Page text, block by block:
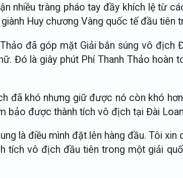
nhiều tràng pháo tay đầy khích lệ từ
Huy chương Vàng quốc tế đầu tiên
đã góp mặt Giải bắn súng vô
Đó là giây phút Phí Thanh Thảo
đã khó nhưng giữ được nó còn khó
bảo được thành tích vô địch tại Đài
là điều mình đặt lên hàng đầu. Tôi
tích vô địch đầu tiên trong một giải